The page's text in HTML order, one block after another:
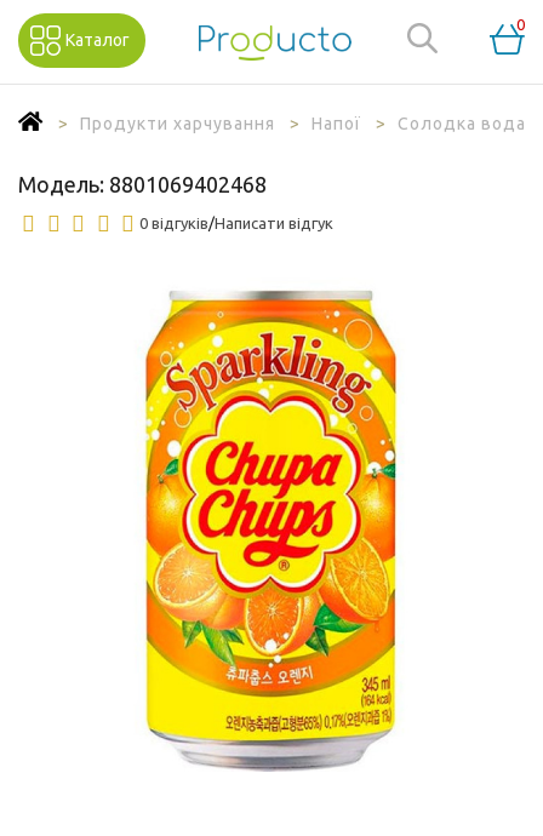
Каталог
0
Продукти харчування Напої Солодка вода
Модель: 8801069402468
0 відгуків/Написати відгук